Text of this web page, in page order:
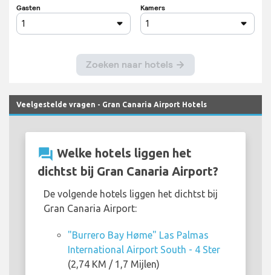
Veelgestelde vragen - Gran Canaria Airport Hotels
question_answer Welke hotels liggen het
dichtst bij Gran Canaria Airport?
De volgende hotels liggen het dichtst bij
Gran Canaria Airport:
"Burrero Bay Høme" Las Palmas
International Airport South - 4 Ster
(2,74 KM / 1,7 Mijlen)